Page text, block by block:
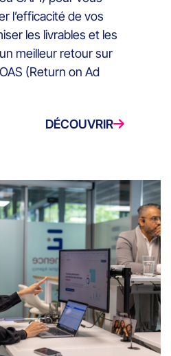
l’efficacité de vos
les livrables et les
meilleur retour sur
(Return on Ad
DÉCOUVRIR